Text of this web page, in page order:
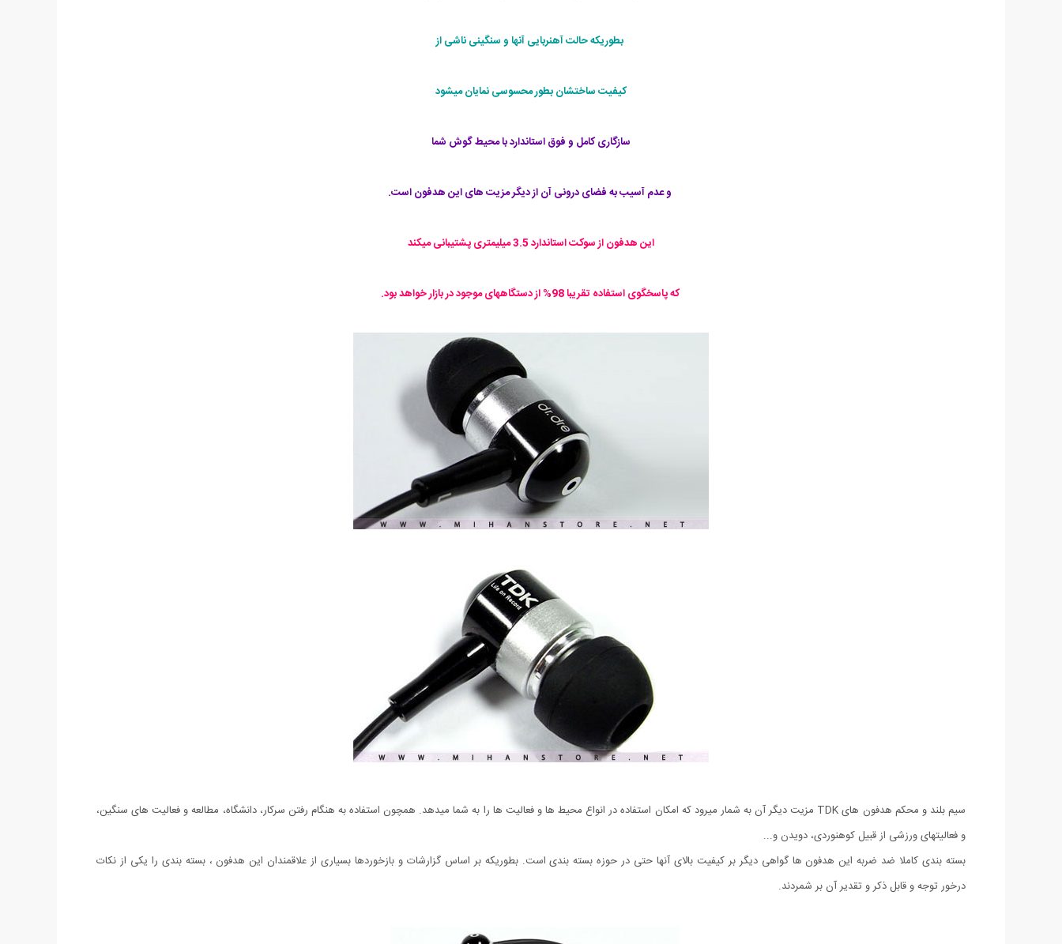
بطوریکه حالت آهنربایی آنها و سنگینی ناشی از
کیفیت ساختشان بطور محسوسی نمایان میشود
سازگاری کامل و فوق استاندارد با محیط گوش شما
و عدم آسیب به فضای درونی آن از دیگر مزیت های این هدفون است.
این هدفون از سوکت استاندارد 3.5 میلیمتری پشتیبانی میکند
که پاسخگوی استفاده تقریبا 98% از دستگاههای موجود در بازار خواهد بود.
سیم بلند و محکم هدفون های TDK مزیت دیگر آن به شمار میرود که امکان استفاده در انواع محیط ها و فعالیت ها را به شما میدهد. همچون استفاده به هنگام رفتن سرکار، دانشگاه، مطالعه و فعالیت های سنگین،
و فعالیتهای ورزشی از قبیل کوهنوردی، دویدن و...
بسته بندی کاملا ضد ضربه این هدفون ها گواهی دیگر بر کیفیت بالای آنها حتی در حوزه بسته بندی است. بطوریکه بر اساس گزارشات و بازخوردها بسیاری از علاقمندان این هدفون ، بسته بندی را یکی از نکات
درخور توجه و قابل ذکر و تقدیر آن بر شمردند.